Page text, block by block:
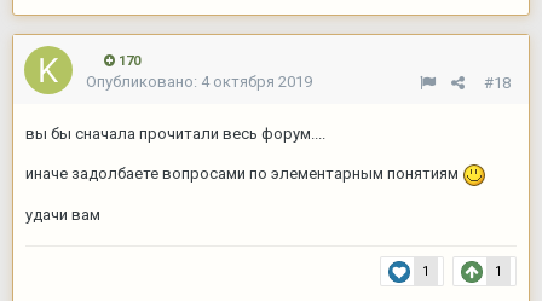
170
#18
Опубликовано: 4 октября 2019
вы бы сначала прочитали весь форум....
иначе задолбаете вопросами по элементарным понятиям
удачи вам
1 1